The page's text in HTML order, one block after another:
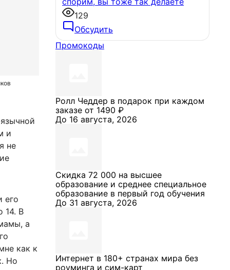
и
не
его
14. В
а
как к
Но
129
Обсудить
Промокоды
Ролл Чеддер в подарок при каждом
заказе от 1490 ₽
До 16 августа, 2026
Скидка 72 000 на высшее
образование и среднее специальное
образование в первый год обучения
До 31 августа, 2026
Интернет в 180+ странах мира без
роуминга и сим-карт